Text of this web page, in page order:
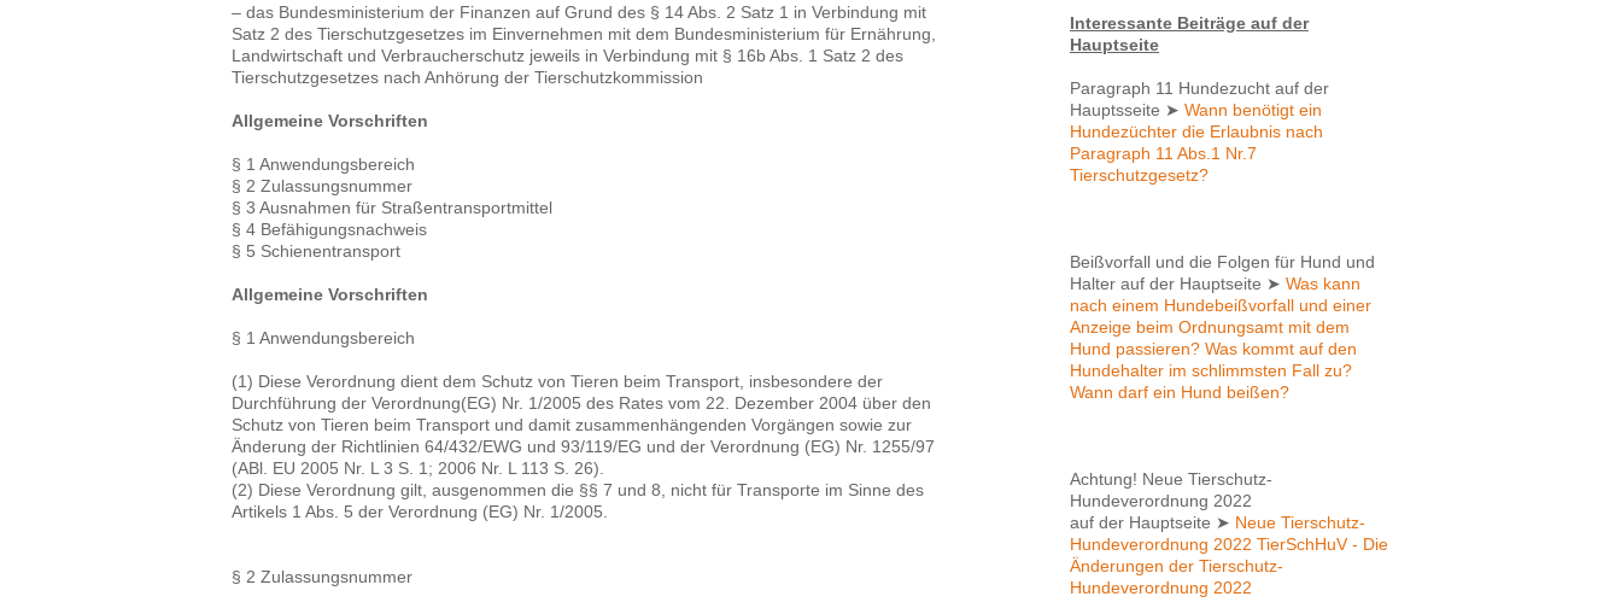
– das Bundesministerium der Finanzen auf Grund des § 14 Abs. 2 Satz 1 in Verbindung mit
Satz 2 des Tierschutzgesetzes im Einvernehmen mit dem Bundesministerium für Ernährung,
Landwirtschaft und Verbraucherschutz jeweils in Verbindung mit § 16b Abs. 1 Satz 2 des
Tierschutzgesetzes nach Anhörung der Tierschutzkommission
Allgemeine Vorschriften
§ 1 Anwendungsbereich
§ 2 Zulassungsnummer
§ 3 Ausnahmen für Straßentransportmittel
§ 4 Befähigungsnachweis
§ 5 Schienentransport
Allgemeine Vorschriften
§ 1 Anwendungsbereich
(1) Diese Verordnung dient dem Schutz von Tieren beim Transport, insbesondere der
Durchführung der Verordnung(EG) Nr. 1/2005 des Rates vom 22. Dezember 2004 über den
Schutz von Tieren beim Transport und damit zusammenhängenden Vorgängen sowie zur
Änderung der Richtlinien 64/432/EWG und 93/119/EG und der Verordnung (EG) Nr. 1255/97
(ABl. EU 2005 Nr. L 3 S. 1; 2006 Nr. L 113 S. 26).
(2) Diese Verordnung gilt, ausgenommen die §§ 7 und 8, nicht für Transporte im Sinne des
Artikels 1 Abs. 5 der Verordnung (EG) Nr. 1/2005.
§ 2 Zulassungsnummer
Interessante Beiträge auf der
Hauptseite
Paragraph 11 Hundezucht auf der
Hauptsseite ➤ Wann benötigt ein
Hundezüchter die Erlaubnis nach
Paragraph 11 Abs.1 Nr.7
Tierschutzgesetz?
Beißvorfall und die Folgen für Hund und
Halter auf der Hauptseite ➤ Was kann
nach einem Hundebeißvorfall und einer
Anzeige beim Ordnungsamt mit dem
Hund passieren? Was kommt auf den
Hundehalter im schlimmsten Fall zu?
Wann darf ein Hund beißen?
Achtung! Neue Tierschutz-
Hundeverordnung 2022
auf der Hauptseite ➤ Neue Tierschutz-
Hundeverordnung 2022 TierSchHuV - Die
Änderungen der Tierschutz-
Hundeverordnung 2022